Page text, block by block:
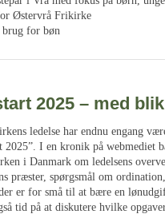
Østervrå Frikirke
brug for bøn
2025 – med
ledelse har endnu engang
2025”. I en kronik på
i Danmark om ledelsens
præster, spørgsmål om
er for små til at bære en
tid på at diskutere hvilke